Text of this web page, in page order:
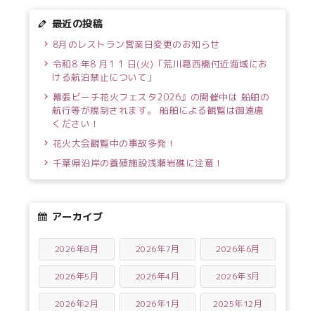
最近の投稿
8月のレストラン営業日変更のお知らせ
令和8 年8 月1 1 日(火)「荒川葛西橋付近海域にお
ける航泊禁止について」
幕張ビーチ花火フェスタ2026』の開催中は 船舶の
航行等が規制されます。 船舶による観覧は御遠慮
ください！
花火大会観覧中の事故多発！
千葉県沿岸の養殖施設浅瀬岩礁に注意！
アーカイブ
2026年8月 2026年7月 2026年6月
2026年5月 2026年4月 2026年3月
2026年2月 2026年1月 2025年12月